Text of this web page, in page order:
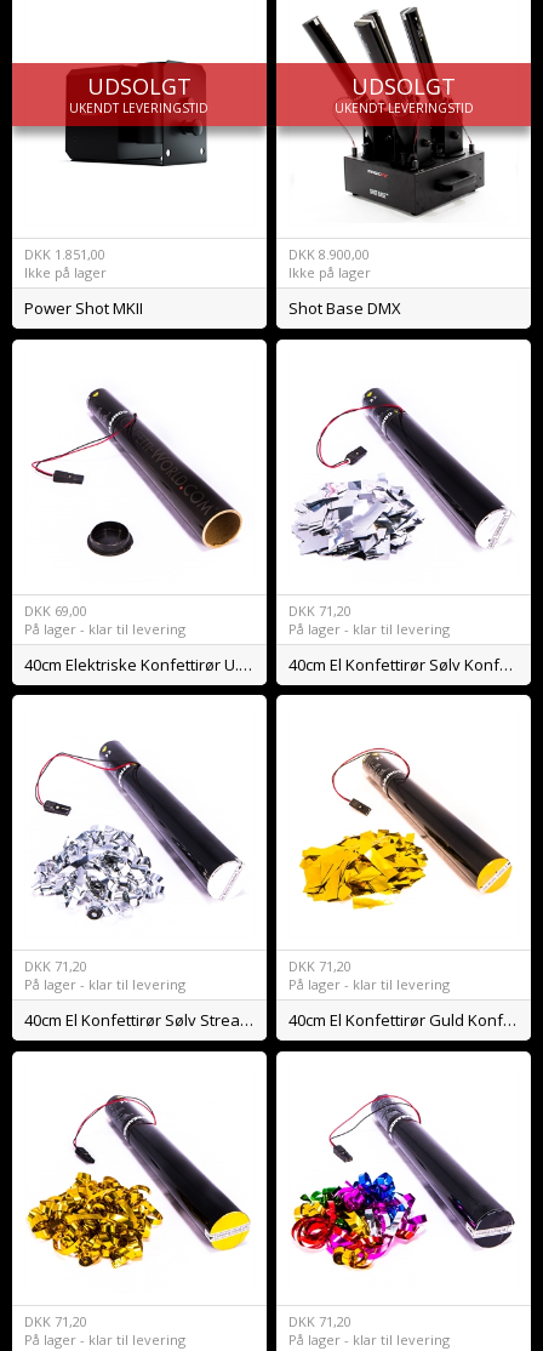
UDSOLGT
UKENDT LEVERINGSTID
DKK 1.851,00
Ikke på lager
Power Shot MKII
UDSOLGT
UKENDT LEVERINGSTID
DKK 8.900,00
Ikke på lager
Shot Base DMX
DKK 69,00
På lager - klar til levering
40cm Elektriske Konfettirør U. Fyld
DKK 71,20
På lager - klar til levering
40cm El Konfettirør Sølv Konfetti
DKK 71,20
På lager - klar til levering
40cm El Konfettirør Sølv Streamers
DKK 71,20
På lager - klar til levering
40cm El Konfettirør Guld Konfetti
DKK 71,20
På lager - klar til levering
DKK 71,20
På lager - klar til levering